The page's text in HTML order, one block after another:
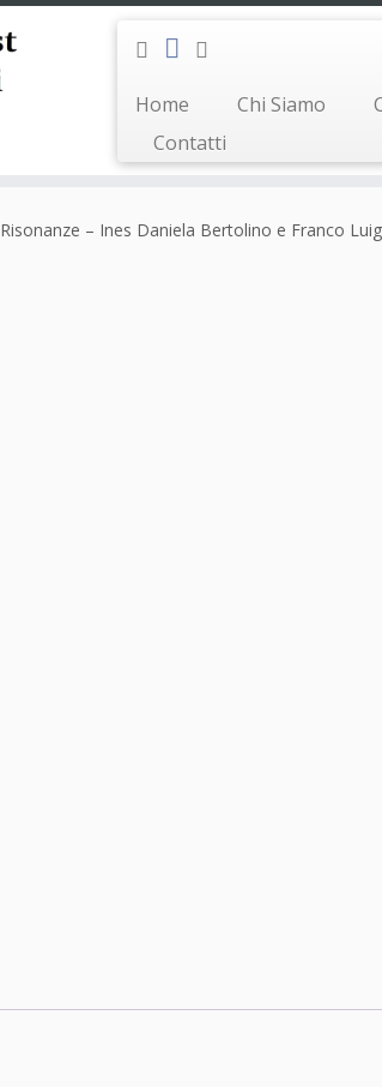
Home Chi Siamo
Contatti
Risonanze – Ines Daniela Bertolino e Franco